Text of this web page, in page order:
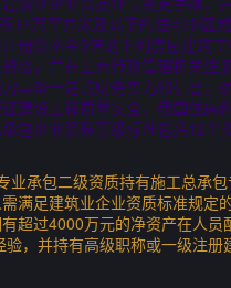
万平方米及以下的住宅小区
册资本金5倍的下列房屋建筑
格，并在工商行政管理机关注
具备一定的财务实力和信誉，
建设工程质量安全，我国住房
企业资质等级标准包括12个
承包二级资质持有施工总承包
满足建筑业企业资质标准规定
超过4000万元的净资产在人员
，并持有高级职称或一级注